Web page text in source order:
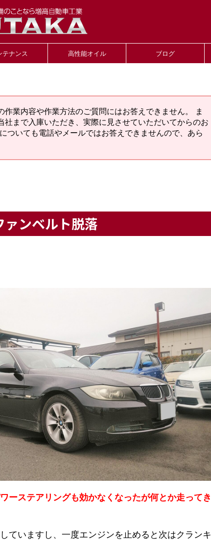
テナンス 高性能オイル ブログ
作業内容や作業方法のご質問にはお答えできません。 ま
社まで入庫いただき、実際に見させていただいてからのお
ついても電話やメールではお答えできませんので、あら
ンベルト脱落
ーステアリングも効かなくなったが何とか走ってき
ていますし、一度エンジンを止めると次はクランキ